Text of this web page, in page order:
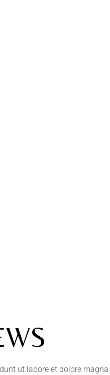
ut labore et dolore magna